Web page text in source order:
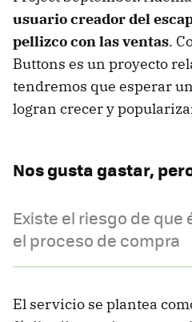
usuario creador del
pellizco con las ventas.
Buttons es un proyecto
tendremos que esperar
logran crecer y
Nos gusta gastar,
Existe el riesgo de que
el proceso de compra
El servicio se plantea